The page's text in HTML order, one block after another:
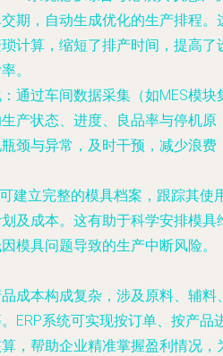
期，自动生成优化的生产排程。
计算，缩短了排产时间，提高了
。
：通过车间数据采集（如MES模块
产状态、进度、良品率与停机原
颈与异常，及时干预，减少浪费
可建立完整的模具档案，跟踪其使
及成本。这有助于科学安排模具
模具问题导致的生产中断风险。
品成本构成复杂，涉及原料、辅料
ERP系统可实现按订单、按产品
，帮助企业精准掌握盈利情况，